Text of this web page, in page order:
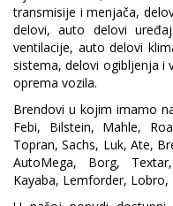
transmisije i menjača,
delovi, auto delovi
ventilacije, auto delovi
sistema, delovi ogibljenja i
oprema vozila.
Brendovi u kojim imamo
Febi, Bilstein, Mahle,
Topran, Sachs, Luk, Ate,
AutoMega, Borg,
Kayaba, Lemforder, Lobro,